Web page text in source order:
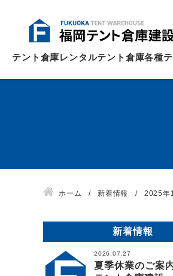
テント倉庫レンタルテント倉庫各種
ホーム 新着情報 2025年
新着情報
2026.07.27
夏季休業のご案